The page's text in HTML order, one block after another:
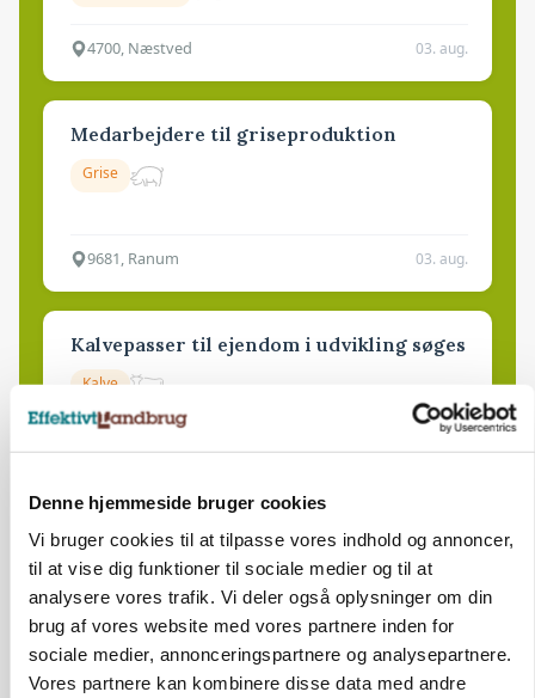
Denne hjemmeside bruger cookies
Vi bruger cookies til at tilpasse vores indhold og annoncer,
til at vise dig funktioner til sociale medier og til at
analysere vores trafik. Vi deler også oplysninger om din
brug af vores website med vores partnere inden for
sociale medier, annonceringspartnere og analysepartnere.
Vores partnere kan kombinere disse data med andre
4700, Næstved 03. aug.
Medarbejdere til griseproduktion
Grise
9681, Ranum 03. aug.
Kalvepasser til ejendom i udvikling søges
Kalve
Leder til klimastald
Klimastald
9670, Løgstør 03. aug.